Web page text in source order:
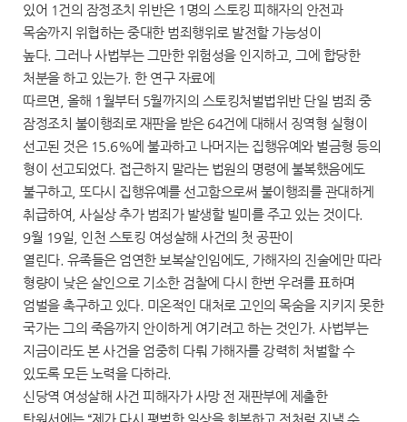
있어 1건의 잠정조치 위반은 1명의 스토킹 피해자의 안전과
목숨까지 위협하는 중대한 범죄행위로 발전할 가능성이
높다. 그러나 사법부는 그만한 위험성을 인지하고, 그에 합당한
처분을 하고 있는가. 한 연구 자료에
따르면, 올해 1월부터 5월까지의 스토킹처벌법위반 단일 범죄 중
잠정조치 불이행죄로 재판을 받은 64건에 대해서 징역형 실형이
선고된 것은 15.6%에 불과하고 나머지는 집행유예와 벌금형 등의
형이 선고되었다. 접근하지 말라는 법원의 명령에 불복했음에도
불구하고, 또다시 집행유예를 선고함으로써 불이행죄를 관대하게
취급하여, 사실상 추가 범죄가 발생할 빌미를 주고 있는 것이다.
9월 19일, 인천 스토킹 여성살해 사건의 첫 공판이
열린다. 유족들은 엄연한 보복살인임에도, 가해자의 진술에만 따라
형량이 낮은 살인으로 기소한 검찰에 다시 한번 우려를 표하며
엄벌을 촉구하고 있다. 미온적인 대처로 고인의 목숨을 지키지 못한
국가는 그의 죽음까지 안이하게 여기려고 하는 것인가. 사법부는
지금이라도 본 사건을 엄중히 다뤄 가해자를 강력히 처벌할 수
있도록 모든 노력을 다하라.
신당역 여성살해 사건 피해자가 사망 전 재판부에 제출한
탄원서에는 “제가 다시 평범한 일상을 회복하고 전처럼 지낼 수